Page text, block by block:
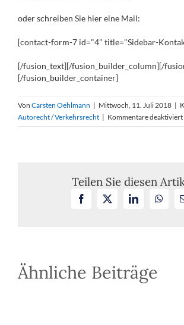
oder schreiben Sie hier eine Mail:
[contact-form-7 id="4" title="Sidebar-
[/fusion_text][/fusion_builder_column][/
[/fusion_builder_container]
Von Carsten Oehlmann | Mittwoch, 11. Juli 2018 |
Autorecht / Verkehrsrecht | Kommentare deaktiviert
Teilen Sie diesen
Facebook LinkedIn
Ähnliche Beiträge